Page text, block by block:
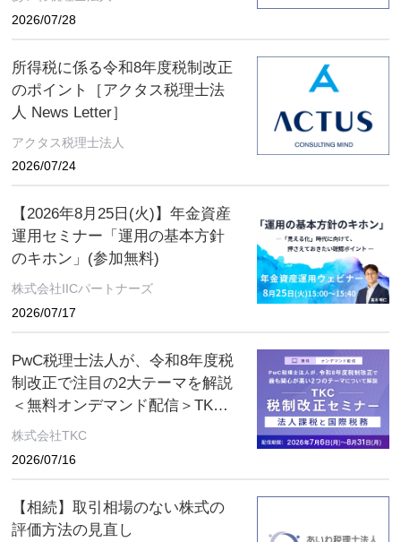
2026/07/28
所得税に係る令和8年度税制改正
のポイント［アクタス税理士法
人 News Letter］
アクタス税理士法人
2026/07/24
【2026年8月25日(火)】年金資産
運用セミナー「運用の基本方針
のキホン」(参加無料)
株式会社IICパートナーズ
2026/07/17
PwC税理士法人が、令和8年度税
制改正で注目の2大テーマを解説
＜無料オンデマンド配信＞TKC
税制改正セミナー 2026年8月31
株式会社TKC
2026/07/16
【相続】取引相場のない株式の
評価方法の見直し